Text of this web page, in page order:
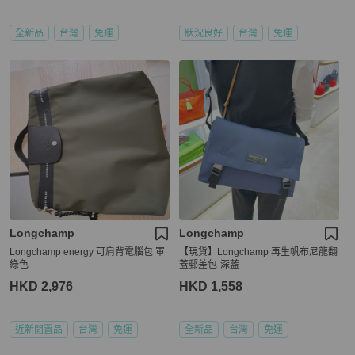
全新品 台灣 免運 狀況良好 台灣 免運
Longchamp
Longchamp energy 可肩背電腦包 軍
綠色
HKD 2,976
近新閒置品 台灣 免運
Longchamp
【現貨】Longchamp 再生帆布尼龍翻
蓋郵差包-深藍
HKD 1,558
全新品 台灣 免運